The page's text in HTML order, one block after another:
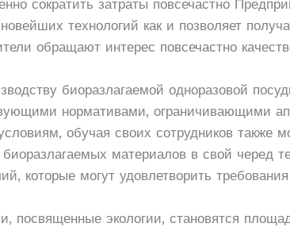
сократить затраты повсечастно
технологий как и позволяет
обращают интерес повсечастно
биоразлагаемой одноразовой
нормативами, ограничивающими
обучая своих сотрудников также
материалов в свой черед
которые могут удовлетворить
посвященные экологии, становятся